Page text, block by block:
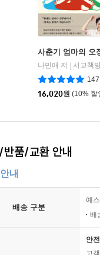
사춘기 엄마의 오
나민애 저
서교책
147
16,020원 (10% 할
품/교환 안내
내
배송 구분
예
배
안